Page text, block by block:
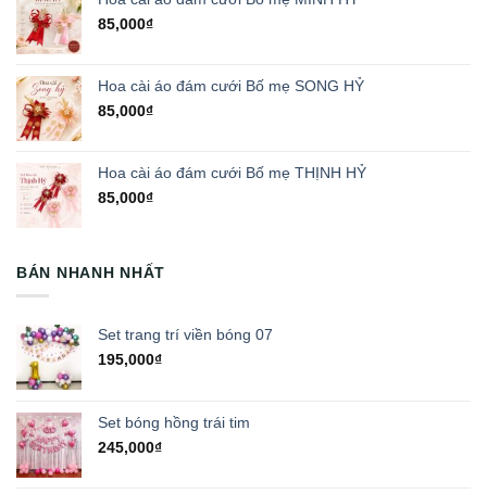
85,000₫
Hoa cài áo đám cưới Bố mẹ SONG HỶ
85,000₫
Hoa cài áo đám cưới Bố mẹ THỊNH HỶ
85,000₫
BÁN NHANH NHẤT
Set trang trí viền bóng 07
195,000₫
Set bóng hồng trái tim
245,000₫